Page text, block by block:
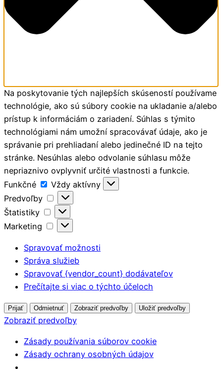
Na poskytovanie tých najlepších skúseností používame
technológie, ako sú súbory cookie na ukladanie a/alebo
prístup k informáciám o zariadení. Súhlas s týmito
technológiami nám umožní spracovávať údaje, ako je
správanie pri prehliadaní alebo jedinečné ID na tejto
stránke. Nesúhlas alebo odvolanie súhlasu môže
nepriaznivo ovplyvniť určité vlastnosti a funkcie.
Funkčné
Funkčné
Vždy aktívny
Predvoľby
Predvoľby
Štatistiky
Štatistiky
Marketing
Marketing
Spravovať možnosti
Správa služieb
Spravovať {vendor_count} dodávateľov
Prečítajte si viac o týchto účeloch
Prijať Odmietnuť Zobraziť predvoľby Uložiť predvoľby
Zobraziť predvoľby
Zásady používania súborov cookie
Zásady ochrany osobných údajov